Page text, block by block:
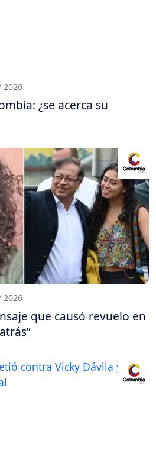
2026
¿se acerca su
2026
que causó revuelo en